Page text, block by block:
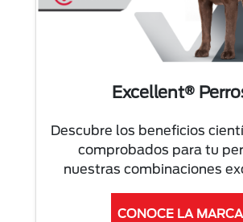
Excellent®
Descubre los beneficios
comprobados para tu
nuestras combinaciones
CONOCE LA MARCA